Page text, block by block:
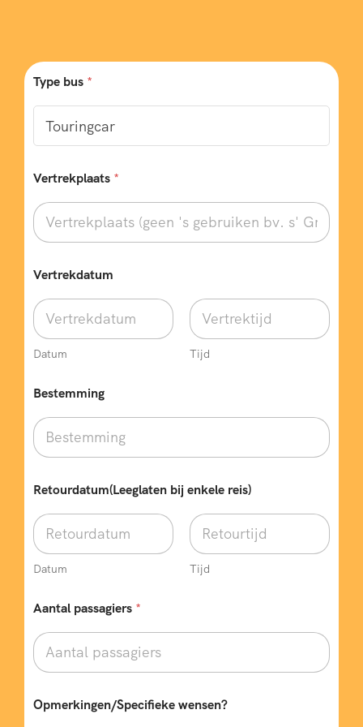
Type bus *
Vertrekplaats *
Vertrekdatum
Datum Tijd
Bestemming
Retourdatum(Leeglaten bij enkele reis)
Datum Tijd
Aantal passagiers *
*
Opmerkingen/Specifieke wensen?